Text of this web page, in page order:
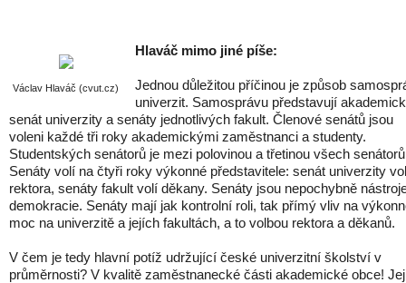
Václav Hlaváč (cvut.cz)
Hlaváč mimo jiné píše:
Jednou důležitou příčinou je způsob
univerzit. Samosprávu představují
senát univerzity a senáty jednotlivých fakult. Členové senátů jsou
voleni každé tři roky akademickými zaměstnanci a studenty.
Studentských senátorů je mezi polovinou a třetinou všech
Senáty volí na čtyři roky výkonné představitele: senát univerzity
rektora, senáty fakult volí děkany. Senáty jsou nepochybně
demokracie. Senáty mají jak kontrolní roli, tak přímý vliv na
moc na univerzitě a jejích fakultách, a to volbou rektora a děkanů.
V čem je tedy hlavní potíž udržující české univerzitní školství v
průměrnosti? V kvalitě zaměstnanecké části akademické obce!